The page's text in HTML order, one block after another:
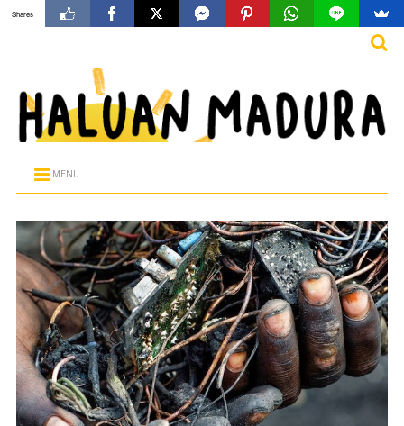
MENU
Shares